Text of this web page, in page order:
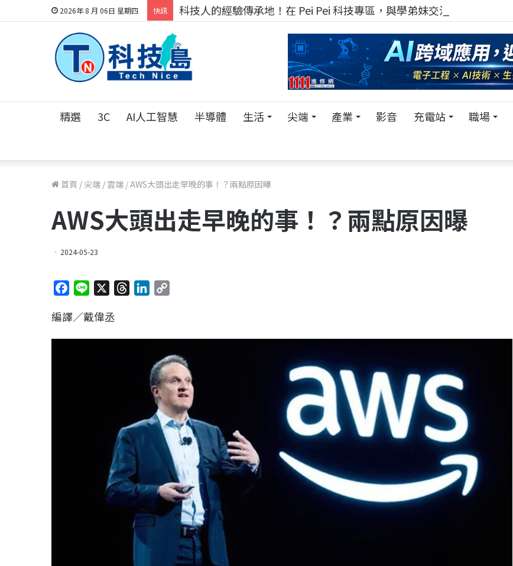
2026年 8 月 06日 星期四 快訊 科技人的經驗傳承地！在 Pei Pei 科技專區，與學弟妹交流最硬核的技術
精選 3C AI人工智慧 半導體 生活 尖端 產業 影音 充電站 職場
首頁 /尖端 / 雲端 /AWS大頭出走早晚的事！？兩點原因曝
AWS大頭出走早晚的事！？兩點原因曝
2024-05-23
c
n
d
I
n
i
n
k
編譯／戴偉丞